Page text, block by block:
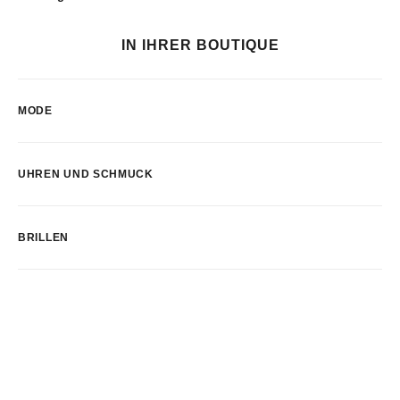
IN IHRER BOUTIQUE
MODE
UHREN UND SCHMUCK
BRILLEN